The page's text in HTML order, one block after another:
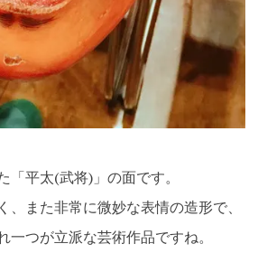
平太(武将)」の面です。
、また非常に微妙な表情の造形で、
一つが立派な芸術作品ですね。